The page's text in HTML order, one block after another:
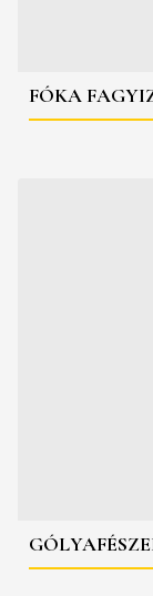
FÓKA